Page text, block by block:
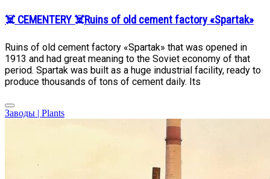
☠️ CEMENTERY ☠️Ruins of old cement factory «Spartak»
Ruins of old cement factory «Spartak» that was opened in
1913 and had great meaning to the Soviet economy of that
period. Spartak was built as a huge industrial facility, ready to
produce thousands of tons of cement daily. Its
Заводы | Plants